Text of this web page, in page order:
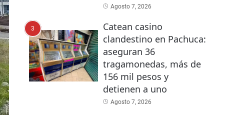
Agosto 7, 2026
3
Catean casino
clandestino en Pachuca:
aseguran 36
tragamonedas, más de
156 mil pesos y
detienen a uno
Agosto 7, 2026